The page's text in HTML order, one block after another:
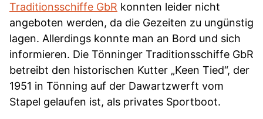
Traditionsschiffe GbR konnten leider nicht
angeboten werden, da die Gezeiten zu ungünstig
lagen. Allerdings konnte man an Bord und sich
informieren. Die Tönninger Traditionsschiffe GbR
betreibt den historischen Kutter „Keen Tied“, der
1951 in Tönning auf der Dawartzwerft vom
Stapel gelaufen ist, als privates Sportboot.